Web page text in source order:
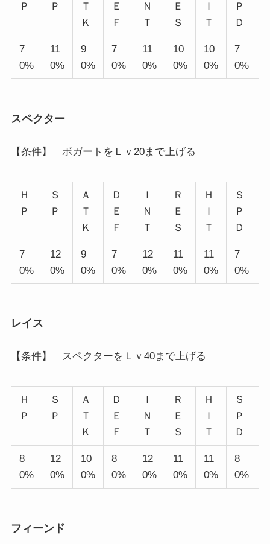
Ｐ
Ｐ
Ｔ
Ｋ
Ｅ
Ｆ
Ｎ
Ｔ
Ｅ
Ｓ
Ｉ
Ｔ
Ｐ
Ｄ
7
0%
11
0%
9
0%
7
0%
11
0%
10
0%
10
0%
7
0%
スペクター
【条件】 ボガートをＬｖ20まで上げる
Ｈ
Ｐ
Ｓ
Ｐ
Ａ
Ｔ
Ｋ
Ｄ
Ｅ
Ｆ
Ｉ
Ｎ
Ｔ
Ｒ
Ｅ
Ｓ
Ｈ
Ｉ
Ｔ
Ｓ
Ｐ
Ｄ
7
0%
12
0%
9
0%
7
0%
12
0%
11
0%
11
0%
7
0%
レイス
【条件】 スペクターをＬｖ40まで上げる
Ｈ
Ｐ
Ｓ
Ｐ
Ａ
Ｔ
Ｋ
Ｄ
Ｅ
Ｆ
Ｉ
Ｎ
Ｔ
Ｒ
Ｅ
Ｓ
Ｈ
Ｉ
Ｔ
Ｓ
Ｐ
Ｄ
8
0%
12
0%
10
0%
8
0%
12
0%
11
0%
11
0%
8
0%
フィーンド